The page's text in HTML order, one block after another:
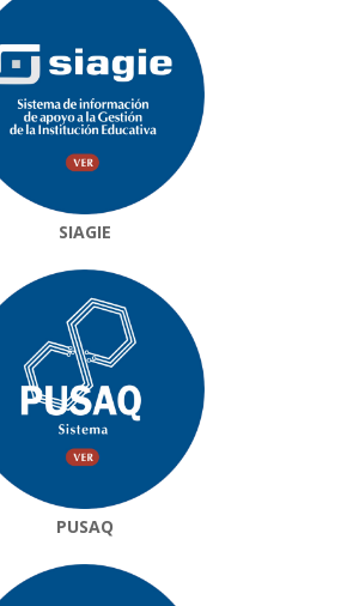
SIAGIE
PUSAQ